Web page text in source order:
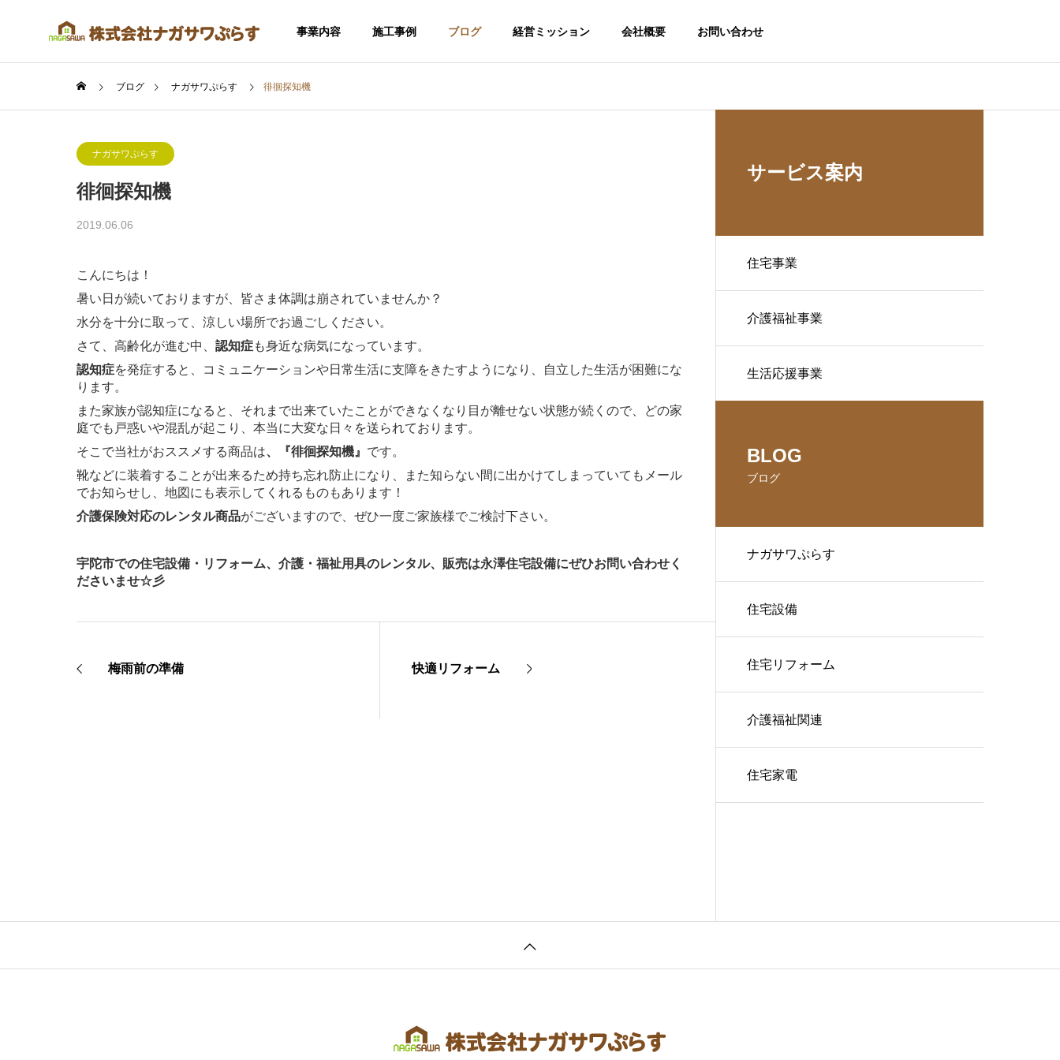
事業内容 施工事例 ブログ 経営ミッション 会社概要 お問い合わせ
事業内容
住宅事業
ブログ ナガサワぷらす 徘徊探知機
ナガサワぷらす
徘徊探知機
2019.06.06
こんにちは！
暑い日が続いておりますが、皆さま体調は崩されていませんか？
水分を十分に取って、涼しい場所でお過ごしください。
さて、高齢化が進む中、 認知症も身近な病気になっています。
認知症を発症すると、コミュニケーションや日常生活に支障をきたすようになり、自立した生活が困難にな
ります。
また家族が認知症になると、それまで出来ていたことができなくなり目が離せない状態が続くので、どの家
庭でも戸惑いや混乱が起こり、本当に大変な日々を送られております。
そこで当社がおススメする商品は、『徘徊探知機』 です。
靴などに装着することが出来るため持ち忘れ防止になり、また知らない間に出かけてしまっていてもメール
でお知らせし、地図にも表示してくれるものもあります！
介護保険対応のレンタル商品がございますので、ぜひ一度ご家族様でご検討下さい。
宇陀市での住宅設備・リフォーム、介護・福祉用具のレンタル、販売は永澤住宅設備にぜひお問い合わせく
ださいませ☆彡
梅雨前の準備 快適リフォーム
サービス案内
住宅事業
介護福祉事業
生活応援事業
BLOG
ブログ
ナガサワぷらす
住宅設備
住宅リフォーム
介護福祉関連
住宅家電